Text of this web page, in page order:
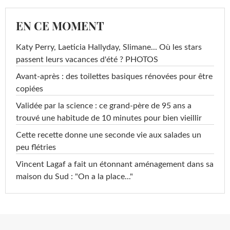
EN CE MOMENT
Katy Perry, Laeticia Hallyday, Slimane... Où les stars
passent leurs vacances d'été ? PHOTOS
Avant-après : des toilettes basiques rénovées pour être
copiées
Validée par la science : ce grand-père de 95 ans a
trouvé une habitude de 10 minutes pour bien vieillir
Cette recette donne une seconde vie aux salades un
peu flétries
Vincent Lagaf a fait un étonnant aménagement dans sa
maison du Sud : "On a la place..."